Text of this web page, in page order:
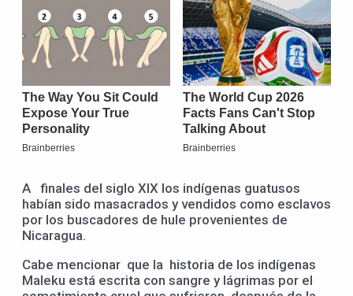
A finales del siglo XIX los indígenas guatusos
habían sido masacrados y vendidos como esclavos
por los buscadores de hule provenientes de
Nicaragua.
Cabe mencionar que la historia de los indígenas
Maleku está escrita con sangre y lágrimas por el